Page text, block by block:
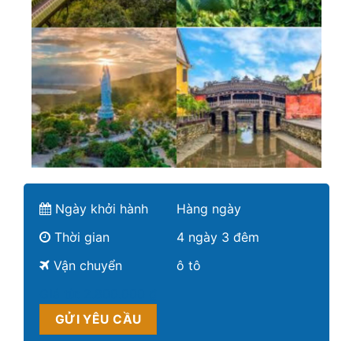
Ngày khởi hành
Hàng ngày
Thời gian
4 ngày 3 đêm
Vận chuyển
ô tô
GỬI YÊU CẦU